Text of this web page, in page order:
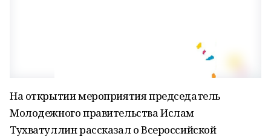
На открытии мероприятия председатель
Молодежного правительства Ислам
Тухватуллин рассказал о Всероссийской